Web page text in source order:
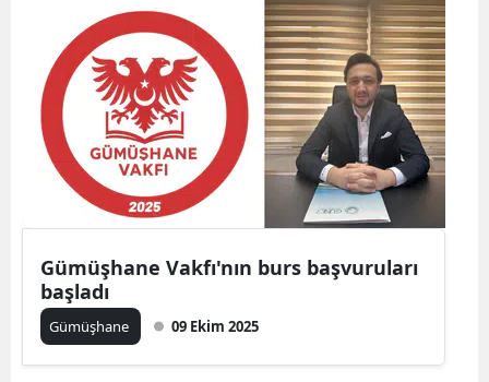
İzmir
Kars
Kastamonu
Kayseri
Kırklareli
Kırşehir
Kocaeli
Kütahya
Gümüşhane Vakfı'nın burs başvuruları
başladı
Gümüşhane 09 Ekim 2025